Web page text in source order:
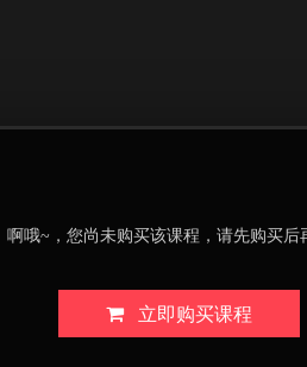
啊哦~，您尚未购买该课程，请先购买后
立即购买课程